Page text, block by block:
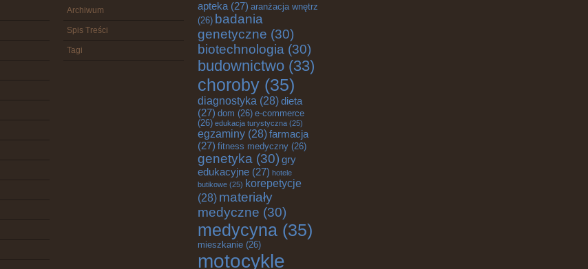
Archiwum
Spis Treści
Tagi
apteka (27) aranżacja wnętrz
(26) badania
genetyczne (30)
biotechnologia (30)
budownictwo (33)
choroby (35)
diagnostyka (28)dieta
(27) dom (26) e-commerce
(26) edukacja turystyczna (25)
egzaminy (28)farmacja
(27) fitness medyczny (26)
genetyka (30) gry
edukacyjne (27) hotele
butikowe (25) korepetycje
(28) materiały
medyczne (30)
medycyna (35)
mieszkanie (26)
motocykle